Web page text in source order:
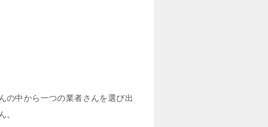
の中から一つの業者さんを選び出
。